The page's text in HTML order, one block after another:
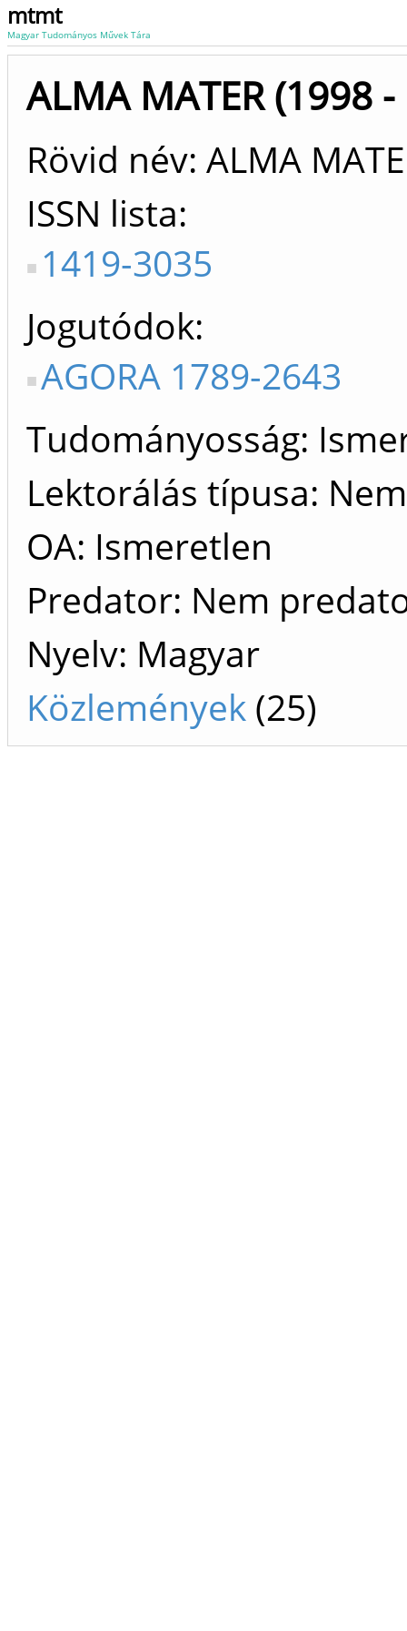
mtmt
Magyar Tudományos Művek Tára
ALMA MATER (1998
Rövid név: ALMA
ISSN lista
1419-3035
Jogutódok
AGORA 1789-2643
Tudományosság:
Lektorálás típusa:
OA: Ismeretlen
Predator: Nem
Nyelv: Magyar
Közlemények (25)